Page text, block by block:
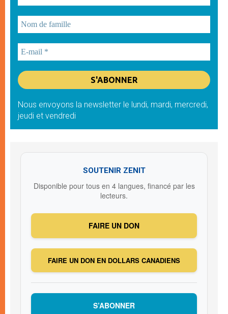
Nous envoyons la newsletter le lundi, mardi, mercredi,
jeudi et vendredi
SOUTENIR ZENIT
Disponible pour tous en 4 langues, financé par les
lecteurs.
FAIRE UN DON
FAIRE UN DON EN DOLLARS CANADIENS
S’ABONNER